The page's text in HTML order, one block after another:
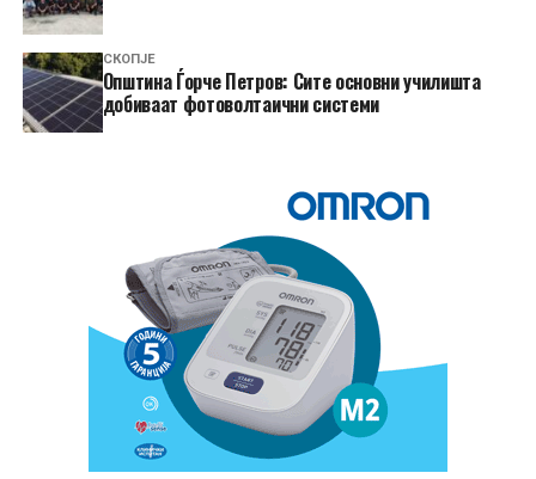
СКОПЈЕ
Општина Ѓорче Петров: Сите основни училишта
добиваат фотоволтаични системи